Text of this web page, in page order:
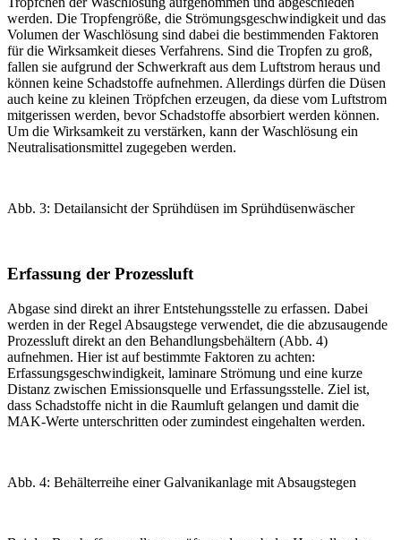
werden. Die Tropfengröße, die Strömungsgeschwindigkeit und das
Volumen der Waschlösung sind dabei die bestimmenden Faktoren
für die Wirksamkeit dieses Verfahrens. Sind die Tropfen zu groß,
fallen sie aufgrund der Schwerkraft aus dem Luftstrom heraus und
können keine Schadstoffe aufnehmen. Allerdings dürfen die Düsen
auch keine zu kleinen Tröpfchen erzeugen, da diese vom Luftstrom
mitgerissen werden, bevor Schadstoffe absorbiert werden können.
Um die Wirksamkeit zu verstärken, kann der ­Waschlösung ein
Neutralisationsmittel zugegeben werden.
Abb. 3: Detailansicht der Sprühdüsen im Sprühdüsenwäscher
Erfassung der Prozessluft
Abgase sind direkt an ihrer Entstehungsstelle zu erfassen. Dabei
werden in der Regel Absaugstege verwendet, die die abzusaugende
Prozessluft direkt an den Behandlungsbehältern (Abb. 4)
aufnehmen. Hier ist auf bestimmte Faktoren zu achten:
Erfassungsgeschwindigkeit, laminare Strömung und eine kurze
Distanz zwischen Emissionsquelle und Erfassungsstelle. Ziel ist,
dass Schadstoffe nicht in die Raumluft gelangen und damit die
MAK-Werte unterschritten oder zumindest eingehalten werden.
Abb. 4: Behälterreihe einer Galvanikanlage mit Absaugstegen